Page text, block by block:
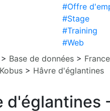
#Offre
#Stage
#Training
#Web
> Base de données >
> Hâvre d'églantines
d'églantines